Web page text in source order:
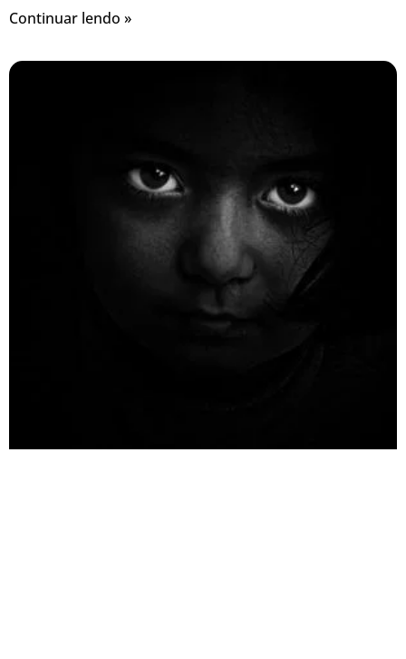
Continuar lendo »